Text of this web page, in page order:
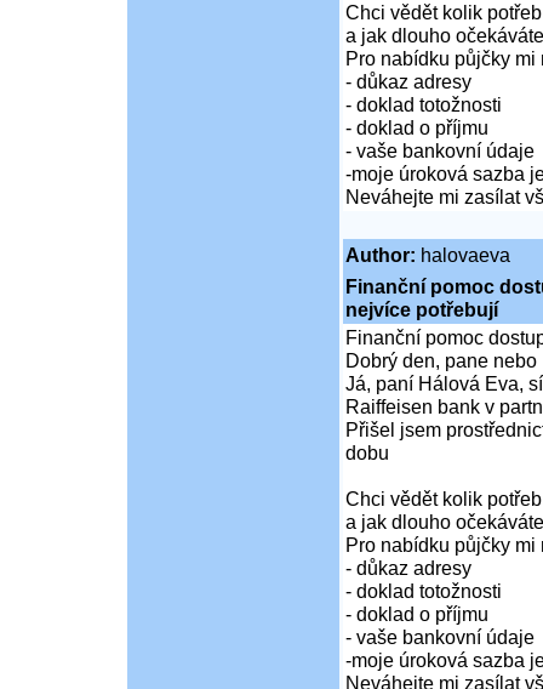
Chci vědět kolik
a jak dlouho
Pro nabídku půjčky mi
- důkaz adresy
- doklad totožnosti
- doklad o příjmu
- vaše bankovní údaje
-moje úroková sazba
Neváhejte mi zasílat
Author: halovaeva
Finanční pomoc
nejvíce potřebují
Finanční pomoc
Dobrý den, pane nebo
Já, paní Hálová Eva,
Raiffeisen bank v
Přišel jsem
dobu
Chci vědět kolik
a jak dlouho
Pro nabídku půjčky mi
- důkaz adresy
- doklad totožnosti
- doklad o příjmu
- vaše bankovní údaje
-moje úroková sazba
Neváhejte mi zasílat